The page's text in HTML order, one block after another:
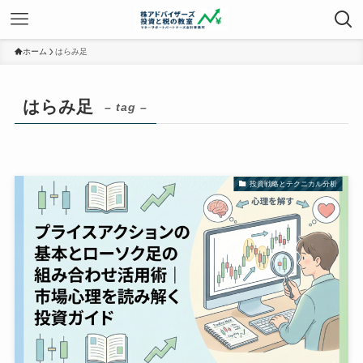
ホーム はらみ足
はらみ足 – tag –
投資戦略とテクニカル分析